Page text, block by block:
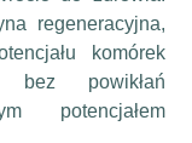
regeneracyjna,
komórek
bez powikłań
potencjałem